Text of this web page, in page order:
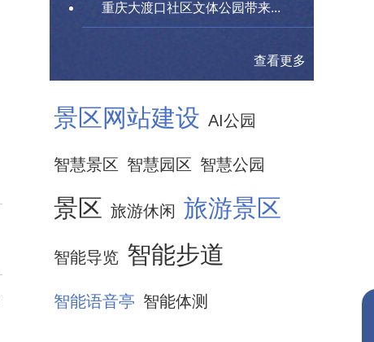
重庆大渡口社区文体公园带来...
查看更多
景区网站建设 AI公园
智慧景区 智慧园区 智慧公园
景区 旅游休闲 旅游景区
智能导览 智能步道
智能语音亭 智能体测